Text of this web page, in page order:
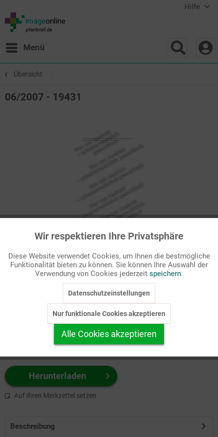
Hilfe
Menü
Übersicht
06/2007 - 19431
Passende Stichworte
Bibel, Monatsspruch
zuerst Ihr Produktformat aus.
z.B. Farbe-Grafik, Schwarz-Weiß-Grafik, mit/ohne Text ...
Herunterladen
Auf Ihren Merkzettel setzen
Beschreibung
Funktionale Aktiv
Marketing Inaktiv
Personalisierung Inaktiv
Service
Wir respektieren Ihre Privatsphäre
Diese Website verwendet Cookies, um Ihnen die bestmögliche
Funktionalität bieten zu können. Sie können Ihre Auswahl der
Verwendung von Cookies jederzeit speichern.
Datenschutzeinstellungen
Nur funktionale Cookies akzeptieren
Alle Cookies akzeptieren